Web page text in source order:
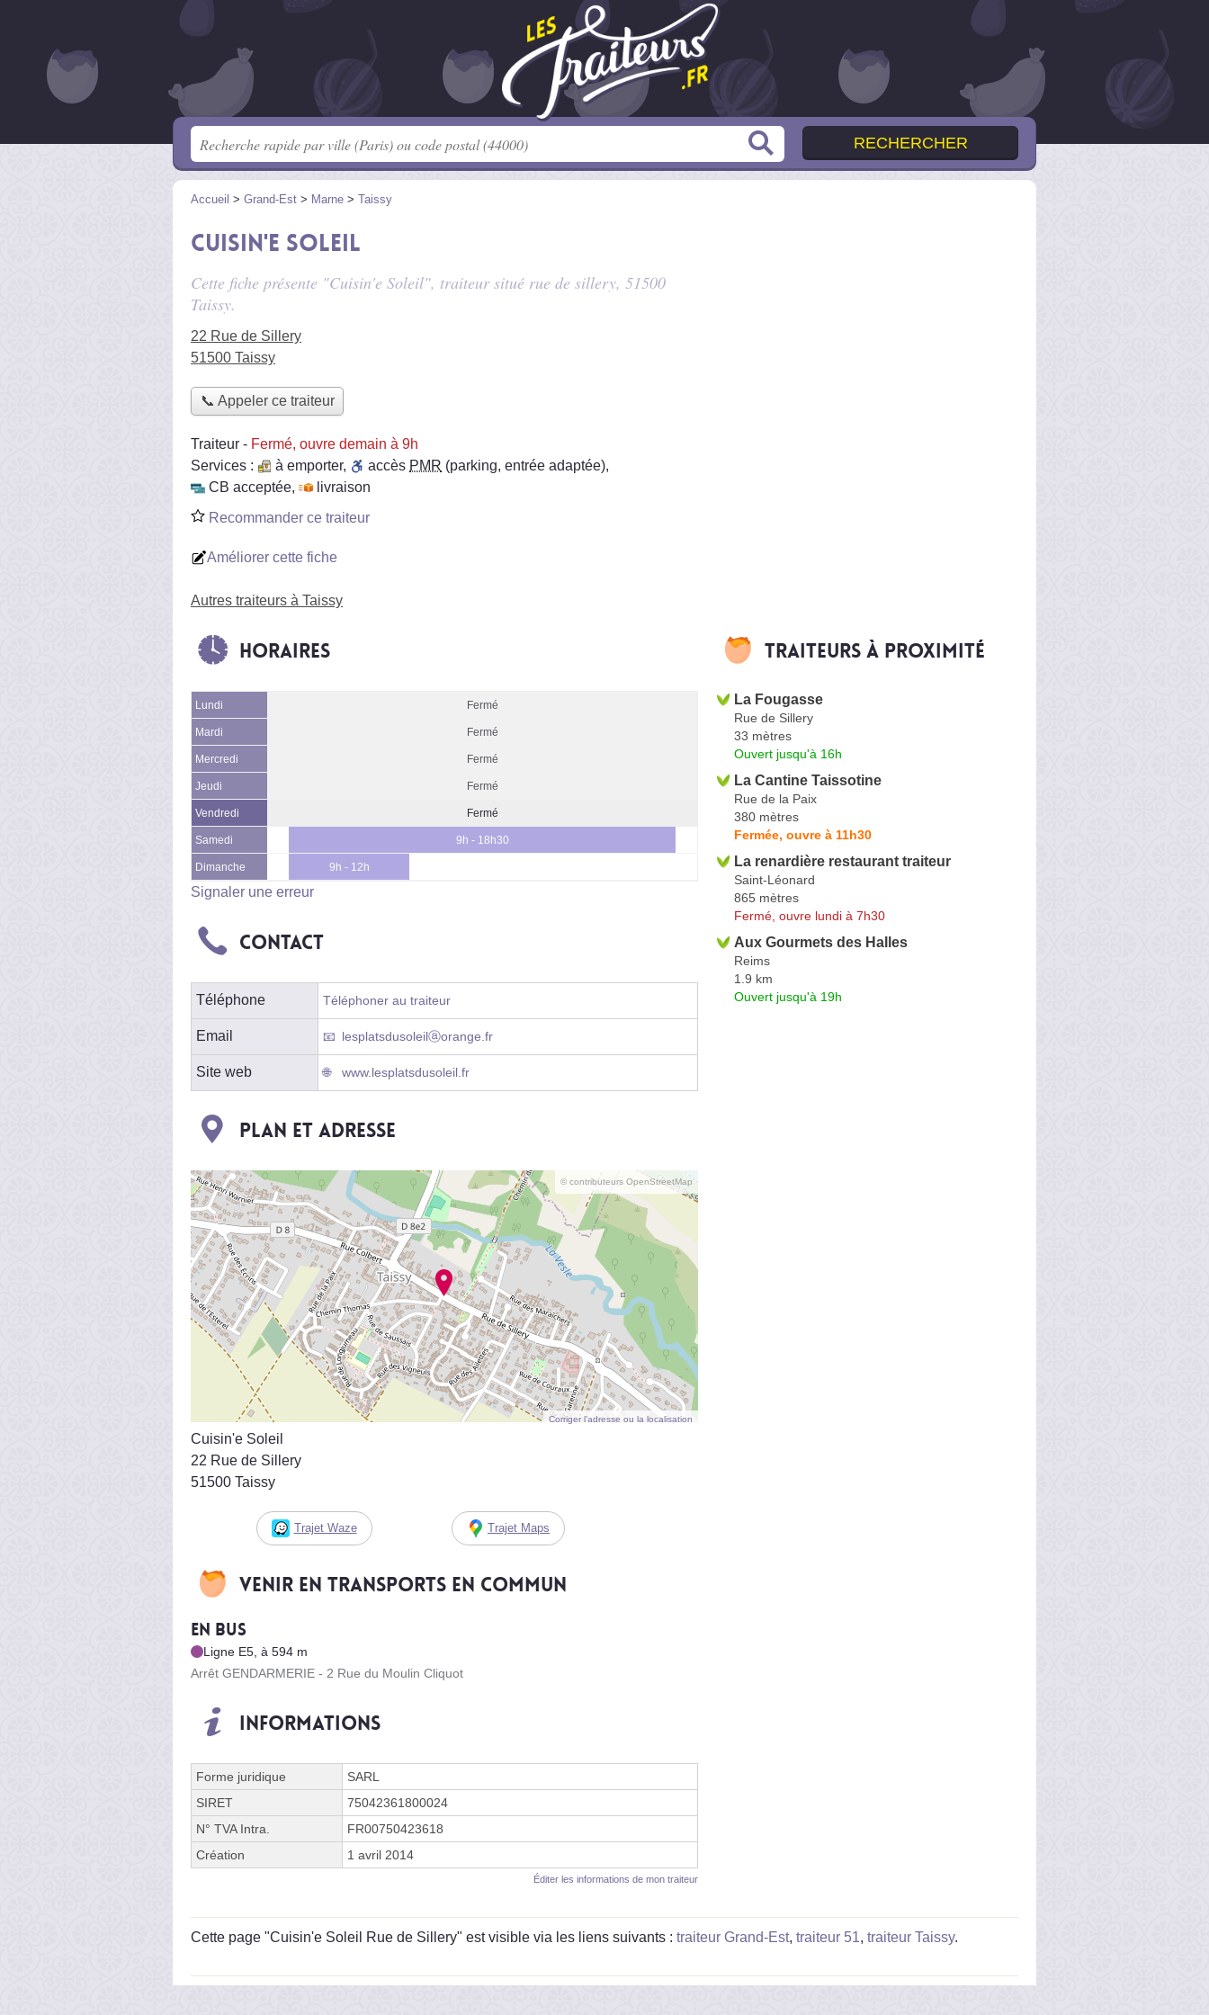
Accueil > Grand-Est > Marne > Taissy
Cuisin'e Soleil
Cette fiche présente "Cuisin'e Soleil", traiteur situé rue de sillery, 51500
Taissy.
22 Rue de Sillery
51500 Taissy
📞 Appeler ce traiteur
Traiteur - Fermé, ouvre demain à 9h
Services :
à emporter, accès PMR (parking, entrée adaptée),
CB acceptée,
livraison
Recommander ce traiteur
Améliorer cette fiche
Autres traiteurs à Taissy
Horaires
Lundi Fermé
Mardi Fermé
Mercredi Fermé
Jeudi Fermé
Vendredi Fermé
Samedi 9h - 18h30
Dimanche 9h - 12h
Signaler une erreur
Contact
Téléphone Téléphoner au traiteur
Email lesplatsdusoleilⓐorange.fr
Site web www.lesplatsdusoleil.fr
Plan et adresse
© contributeurs OpenStreetMap
Corriger l’adresse ou la localisation
Cuisin'e Soleil
22 Rue de Sillery
51500 Taissy
Trajet Waze Trajet Maps
Venir en transports en commun
En bus
Ligne E5, à 594 m
Arrêt GENDARMERIE - 2 Rue du Moulin Cliquot
Informations
Forme juridique
SARL
SIRET
75042361800024
N° TVA Intra.
FR00750423618
Création
1 avril 2014
Éditer les informations de mon traiteur
Traiteurs à proximité
La Fougasse
Rue de Sillery
33 mètres
Ouvert jusqu'à 16h
La Cantine Taissotine
Rue de la Paix
380 mètres
Fermée, ouvre à 11h30
La renardière restaurant traiteur
Saint-Léonard
865 mètres
Fermé, ouvre lundi à 7h30
Aux Gourmets des Halles
Reims
1.9 km
Ouvert jusqu'à 19h
Cette page "Cuisin'e Soleil Rue de Sillery" est visible via les liens suivants : traiteur Grand-Est, traiteur 51, traiteur Taissy.